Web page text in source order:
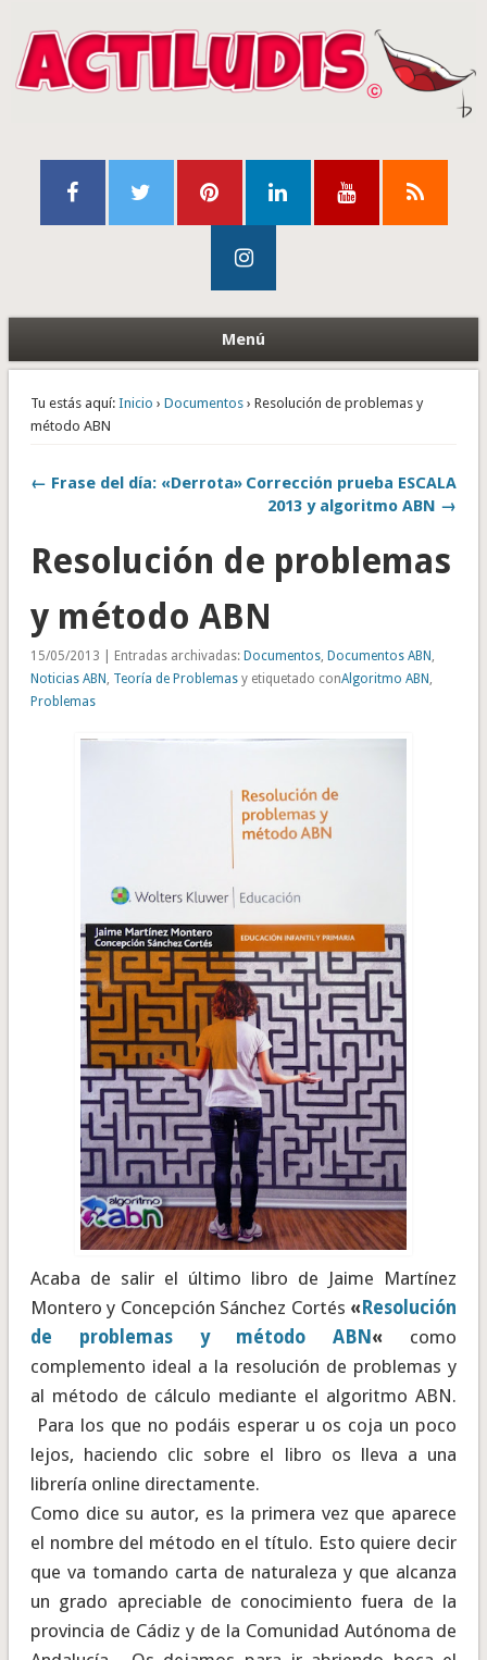
Menú
Tu estás aquí: Inicio › Documentos› Resolución de problemas y
método ABN
← Frase del día: «Derrota» Corrección prueba ESCALA
2013 y algoritmo ABN →
Resolución de problemas
y método ABN
15/05/2013 | Entradas archivadas: Documentos, Documentos ABN ,
Noticias ABN , Teoría de Problemasy etiquetado conAlgoritmo ABN ,
Problemas
Acaba de salir el último libro de Jaime Martínez
Montero y Concepción Sánchez Cortés «Resolución
de problemas y método ABN« como
complemento ideal a la resolución de problemas y
al método de cálculo mediante el algoritmo ABN.
Para los que no podáis esperar u os coja un poco
lejos, haciendo clic sobre el libro os lleva a una
librería online directamente.
Como dice su autor, es la primera vez que aparece
el nombre del método en el título. Esto quiere decir
que va tomando carta de naturaleza y que alcanza
un grado apreciable de conocimiento fuera de la
provincia de Cádiz y de la Comunidad Autónoma de